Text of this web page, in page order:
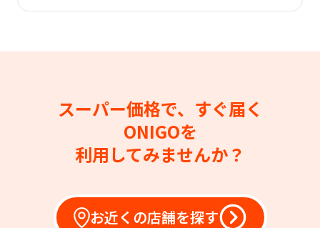
スーパー価格で、すぐ届く
ONIGOを
利用してみませんか？
お近くの店舗を探す